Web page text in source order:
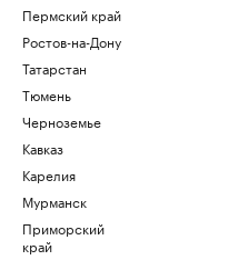
Пермский край
Ростов-на-Дону
Татарстан
Тюмень
Черноземье
Кавказ
Карелия
Мурманск
Приморский
край